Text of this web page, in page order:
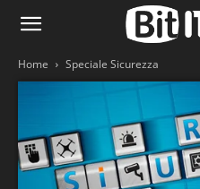
Home Speciale Sicurezza